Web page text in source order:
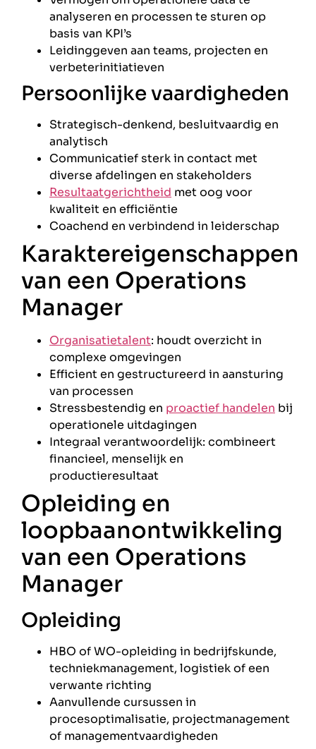
analyseren en processen te sturen op
basis van KPI’s
Leidinggeven aan teams, projecten en
verbeterinitiatieven
Persoonlijke vaardigheden
Strategisch-denkend, besluitvaardig en
analytisch
Communicatief sterk in contact met
diverse afdelingen en stakeholders
Resultaatgerichtheid met oog voor
kwaliteit en efficiëntie
Coachend en verbindend in leiderschap
Karaktereigenschappen
van een Operations
Manager
Organisatietalent: houdt overzicht in
complexe omgevingen
Efficient en gestructureerd in aansturing
van processen
Stressbestendig en proactief handelen bij
operationele uitdagingen
Integraal verantwoordelijk: combineert
financieel, menselijk en
productieresultaat
Opleiding en
loopbaanontwikkeling
van een Operations
Manager
Opleiding
HBO of WO-opleiding in bedrijfskunde,
techniekmanagement, logistiek of een
verwante richting
Aanvullende cursussen in
procesoptimalisatie, projectmanagement
of managementvaardigheden